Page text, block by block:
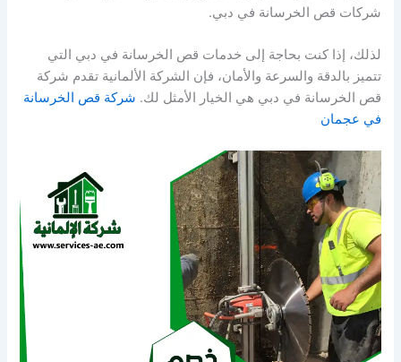
شركات قص الخرسانة في دبي.
لذلك، إذا كنت بحاجة إلى خدمات قص الخرسانة في دبي التي
تتميز بالدقة والسرعة والأمان، فإن الشركة الألمانية تقدم شركة
قص الخرسانة في دبي هي الخيار الأمثل لك. شركة قص الخرسانة
في عجمان